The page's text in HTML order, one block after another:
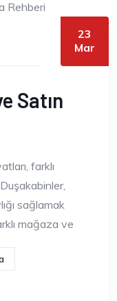
23
Mar
Satın
farklı
sağlamak
mağaza ve